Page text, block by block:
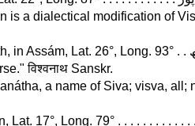
is a dialectical modification of
विश्वनाथ Sanskr.
a name of Siva; visva, all;